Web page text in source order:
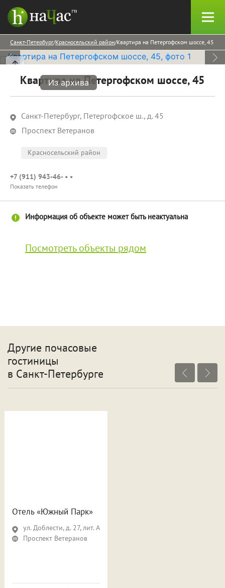
Санкт-Петербург Красносельский район Квартира на Петергофском шоссе, 45
Из архива
Квартира на Петергофском шоссе, 45
Санкт-Петербург, Петергофское ш., д. 45
Проспект Ветеранов
Красносельский район
+7 (911) 943-46- • •
Показать телефон
Информация об объекте может быть неактуальна
Посмотреть объекты рядом
Другие почасовые
гостиницы
в Санкт-Петербурге
Отель «Южный Парк»
ул. Доблести, д. 27, лит. А
Проспект Ветеранов